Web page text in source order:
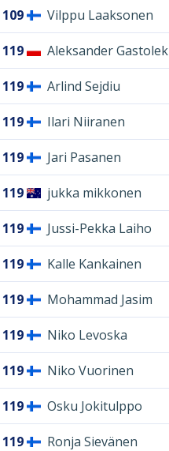
109 Vilppu Laaksonen
119 Aleksander Gastolek
119 Arlind Sejdiu
119 Ilari Niiranen
119 Jari Pasanen
119 jukka mikkonen
119 Jussi-Pekka Laiho
119 Kalle Kankainen
119 Mohammad Jasim
119 Niko Levoska
119 Niko Vuorinen
119 Osku Jokitulppo
119 Ronja Sievänen